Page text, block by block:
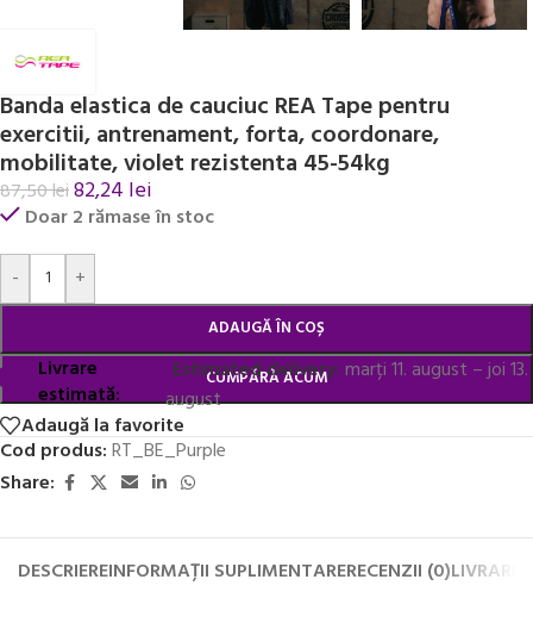
Banda elastica de cauciuc REA Tape pentru
exercitii, antrenament, forta, coordonare,
mobilitate, violet rezistenta 45-54kg
87,50lei82,24 lei
Doar 2 rămase în stoc
-
+
ADAUGĂ ÎN COȘ
CUMPĂRĂ ACUM
Alternative:
Livrare
estimată:
Estimated delivery:marți 11. august – joi 13.
august
Adaugă la favorite
Cod produs:RT_BE_Purple
Share:
DESCRIEREINFORMAȚII SUPLIMENTARERECENZII (0)LIVRARE